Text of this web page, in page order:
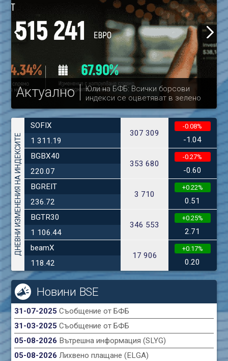
Актуално
Юли на БФБ: Всички борсови
индекси се оцветяват в зелено
ДНЕВНИ ИЗМЕНЕНИЯ НА ИНДЕКСИТЕ
SOFIX
1 311.19
307 309
-0.08%
-1.04
BGBX40
220.07
353 680
-0.27%
-0.60
BGREIT
236.72
3 710
+0.22%
0.51
BGTR30
1 106.44
346 553
+0.25%
2.71
beamX
118.42
17 906
+0.17%
0.20
Новини BSE
31-07-2025Съобщение от БФБ
31-03-2025Съобщение от БФБ
05-08-2026 Вътрешна информация (SLYG)
05-08-2026Лихвено плащане (ELGA)